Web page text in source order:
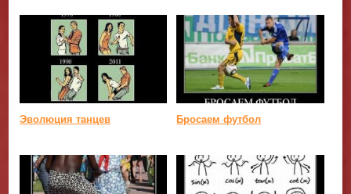
Эволюция танцев Бросаем футбол